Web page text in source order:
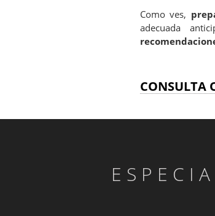
Como ves,
adecuada
CONSULTA